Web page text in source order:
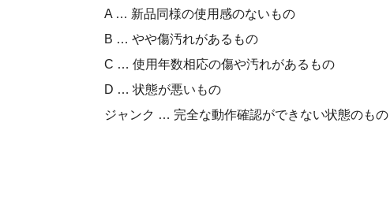
A … 新品同様の使用感のないもの
B … やや傷汚れがあるもの
C … 使用年数相応の傷や汚れがあるもの
D … 状態が悪いもの
ジャンク … 完全な動作確認ができない状態のもの